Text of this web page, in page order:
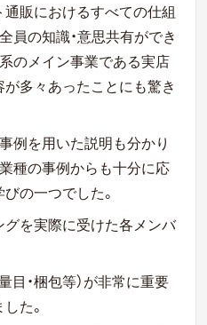
販におけるすべての仕組
員の知識・意思共有ができ
のメイン事業である実店
多々あったことにも驚き
例を用いた説明も分かり
種の事例からも十分に応
の一つでした。
を実際に受けた各メンバ
目・梱包等）が非常に重要
た。